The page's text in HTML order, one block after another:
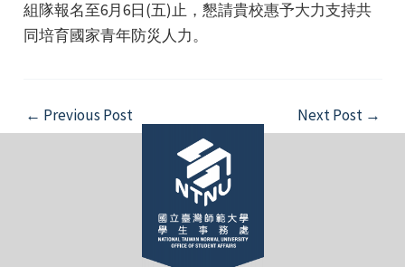
組隊報名至6月6日(五)止，懇請貴校惠予大力支持共
同培育國家青年防災人力。
Post
navigation
← Previous Post Next Post →